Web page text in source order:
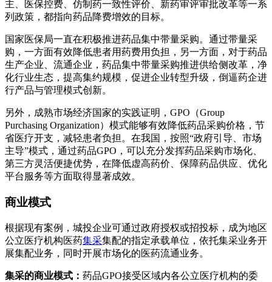
主、医保控费、仿制药一致性评价、新药审评审批改革等一系
列政策，都指向药品降费增效的目标。
国家医保局一直在积极推进药品集中带量采购。通过带量采
购，一方面有效降低患者用药费用负担，另一方面，对于药品
生产企业、流通企业，药品集中带量采购推进供给侧改革，净
化行业生态，提高集约规模，促进企业转型升级，倒逼药企进
行产品与管理模式创新。
另外，成熟市场经济国家的实践证明，GPO（Group
Purchasing Organization）模式能够有效降低药品采购价格，节
省医疗开支，减轻患者负担。在我国，按照“政府引导、市场
主导”模式，通过药品GPO，可以充分发挥药品采购市场化、
第三方灵活便捷优势，在降低虚高药价、保障药品供应、优化
平台服务等方面取得显著成效。
商业模式
根据现有案例，城投企业可通过政府授权或招投标，成为地区
公立医疗机构医药集采集配的指定承载单位，依托集采业务开
展集配业务，同时开展市场化的医药流通业务。
集采的商业模式： 药品GPO接受区域内各公立医疗机构的委